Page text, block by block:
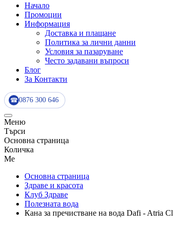
Начало
Промоции
Информация
Доставка и плащане
Политика за лични данни
Условия за пазаруване
Често задавани въпроси
Блог
За Контакти
☎ 0876 300 646
Меню
Търси
Основна страница
Количка
Me
Основна страница
Здраве и красота
Клуб Здраве
Полезната вода
Кана за пречистване на вода Dafi - Atria